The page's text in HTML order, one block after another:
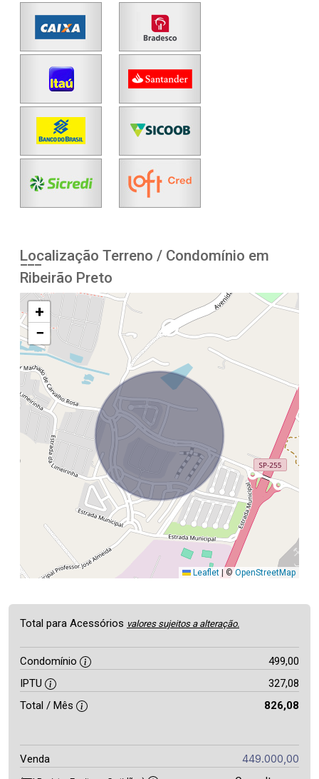
Localização Terreno / Condomínio em
Ribeirão Preto
+
−
Leaflet | ©OpenStreetMap
Total para Acessórios valores sujeitos a alteração.
Condomínio
499,00
IPTU
327,08
Total / Mês
826,08
Venda 449.000,00